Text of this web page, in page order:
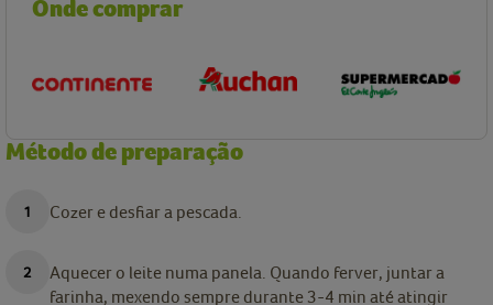
Onde comprar
Método de preparação
Cozer e desfiar a pescada.
Aquecer o leite numa panela. Quando ferver, juntar a
farinha, mexendo sempre durante 3-4 min até atingir